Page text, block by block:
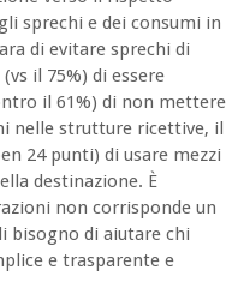
sprechi e dei consumi in
di evitare sprechi di
il 75%) di essere
il 61%) di non mettere
nelle strutture ricettive, il
24 punti) di usare mezzi
destinazione. È
non corrisponde un
bisogno di aiutare chi
e trasparente e